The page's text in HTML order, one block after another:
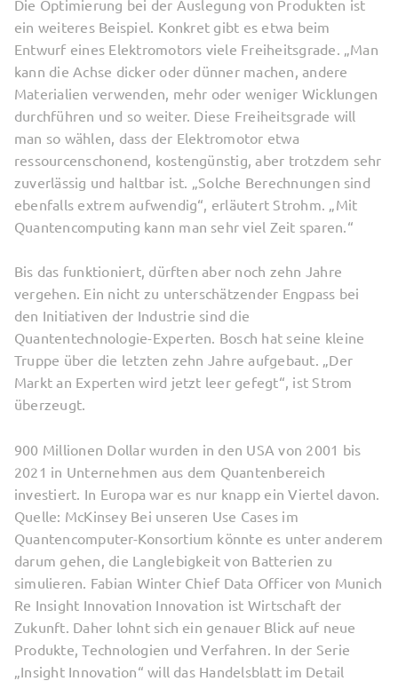
Die Optimierung bei der Auslegung von Produkten ist
ein weiteres Beispiel. Konkret gibt es etwa beim
Entwurf eines Elektromotors viele Freiheitsgrade. „Man
kann die Achse dicker oder dünner machen, andere
Materialien verwenden, mehr oder weniger Wicklungen
durchführen und so weiter. Diese Freiheitsgrade will
man so wählen, dass der Elektromotor etwa
ressourcenschonend, kostengünstig, aber trotzdem sehr
zuverlässig und haltbar ist. „Solche Berechnungen sind
ebenfalls extrem aufwendig“, erläutert Strohm. „Mit
Quantencomputing kann man sehr viel Zeit sparen.“
Bis das funktioniert, dürften aber noch zehn Jahre
vergehen. Ein nicht zu unterschätzender Engpass bei
den Initiativen der Industrie sind die
Quantentechnologie-Experten. Bosch hat seine kleine
Truppe über die letzten zehn Jahre aufgebaut. „Der
Markt an Experten wird jetzt leer gefegt“, ist Strom
überzeugt.
900 Millionen Dollar wurden in den USA von 2001 bis
2021 in Unternehmen aus dem Quantenbereich
investiert. In Europa war es nur knapp ein Viertel davon.
Quelle: McKinsey Bei unseren Use Cases im
Quantencomputer-Konsortium könnte es unter anderem
darum gehen, die Langlebigkeit von Batterien zu
simulieren. Fabian Winter Chief Data Officer von Munich
Re Insight Innovation Innovation ist Wirtschaft der
Zukunft. Daher lohnt sich ein genauer Blick auf neue
Produkte, Technologien und Verfahren. In der Serie
„Insight Innovation“ will das Handelsblatt im Detail